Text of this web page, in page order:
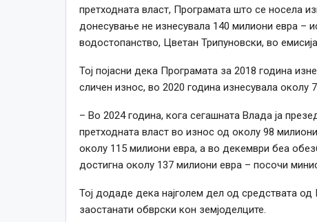
претходната власт, Програмата што се носела
донесување не изнесувала 140 милиони евра –
водостопанство, Цветан Трипуновски, во
Тој појасни дека Програмата за 2018 година
сличен износ, во 2020 година изнесувала околу
– Во 2024 година, кога сегашната Влада ја
претходната власт во износ од околу 98
околу 115 милиони евра, а во декември беа
достигна околу 137 милиони евра – посочи
Тој додаде дека најголем дел од средствата
заостанати обврски кон земјоделците.